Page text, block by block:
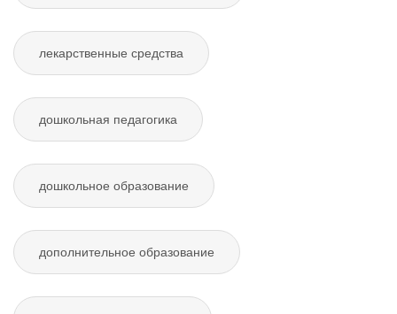
лекарственные средства
дошкольная педагогика
дошкольное образование
дополнительное образование